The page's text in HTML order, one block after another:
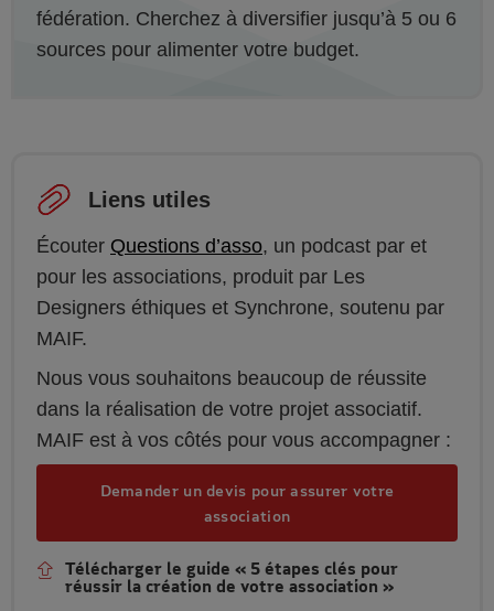
fédération. Cherchez à diversifier jusqu’à 5 ou 6
sources pour alimenter votre budget.
Liens utiles
Écouter Questions d’asso, un podcast par et
pour les associations, produit par Les
Designers éthiques et Synchrone, soutenu par
MAIF.
Nous vous souhaitons beaucoup de réussite
dans la réalisation de votre projet associatif.
MAIF est à vos côtés pour vous accompagner :
Demander un devis pour assurer votre
association
Télécharger le guide « 5 étapes clés pour
réussir la création de votre association »